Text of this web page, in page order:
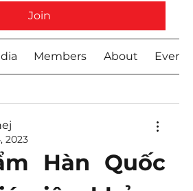
Join
Members About Events
2023
Hàn Quốc